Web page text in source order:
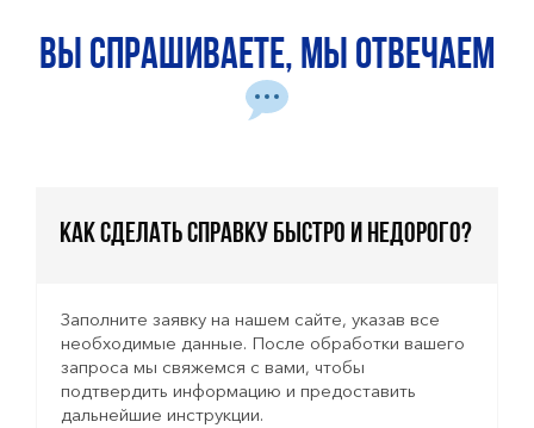
Вы спрашиваете, мы отвечаем
Как сделать справку быстро и недорого?
Заполните заявку на нашем сайте, указав все
необходимые данные. После обработки вашего
запроса мы свяжемся с вами, чтобы
подтвердить информацию и предоставить
дальнейшие инструкции.